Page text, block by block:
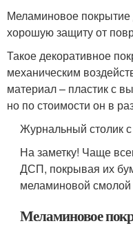
Меламиновое покрытие
хорошую защиту от
Такое декоративное
механическим
материал – пластик с
но по стоимости он в
Журнальный столик
На заметку! Чаще
ДСП, покрывая их
меламиновой смолой
Меламиновое